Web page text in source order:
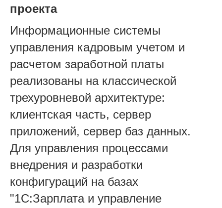
проекта
Информационные системы
управления кадровым учетом и
расчетом заработной платы
реализованы на классической
трехуровневой архитектуре:
клиентская часть, сервер
приложений, сервер баз данных.
Для управления процессами
внедрения и разработки
конфигураций на базах
"1С:Зарплата и управление